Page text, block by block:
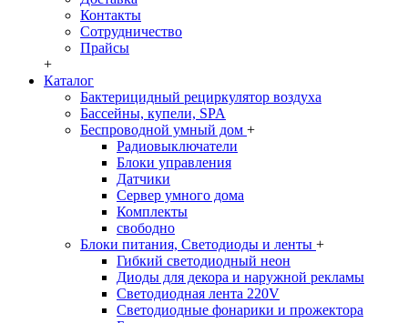
Контакты
Сотрудничество
Прайсы
+
Каталог
Бактерицидный рециркулятор воздуха
Бассейны, купели, SPA
Беспроводной умный дом +
Радиовыключатели
Блоки управления
Датчики
Сервер умного дома
Комплекты
свободно
Блоки питания, Светодиоды и ленты +
Гибкий светодиодный неон
Диоды для декора и наружной рекламы
Светодиодная лента 220V
Светодиодные фонарики и прожектора